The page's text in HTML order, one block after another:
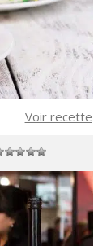
Voir recette